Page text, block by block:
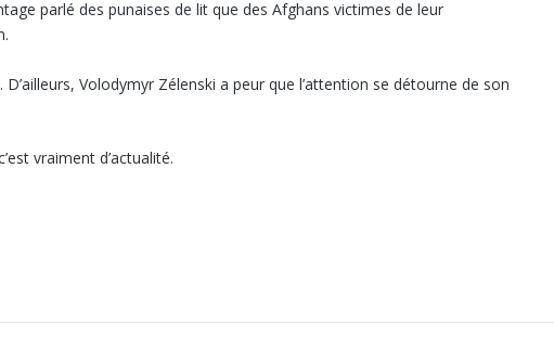
parlé des punaises de lit que des Afghans victimes de leur
D’ailleurs, Volodymyr Zélenski a peur que l’attention se détourne de son
vraiment d’actualité.